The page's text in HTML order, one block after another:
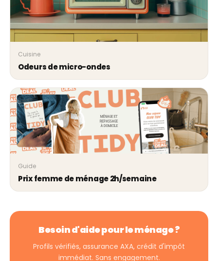
Cuisine
Odeurs de micro-ondes
Guide
Prix femme de ménage 2h/semaine
Besoin d'aide pour le ménage ?
Profils vérifiés, assurance AXA, crédit d'impôt
immédiat. Sans engagement.